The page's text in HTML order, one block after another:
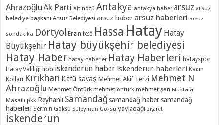
Ahrazoğlu Ak Parti altınözü Antakya antakya haber arsuz arsuz
belediye başkanı Arsuz Belediyesi arsuz haber arsuz haberleri arsuz
sondakika Dörtyol Erzin fetö Hassa Hatay Hatay
Büyükşehir Hatay büyükşehir belediyesi
Hatay Haber hatay haberler Hatay Haberleri hatayspor
Hatay Valiliği hbb iskenderun haber iskenderun haberleri Kadın
Kolları Kırıkhan lütfü savaş Mehmet Akif Terzi Mehmet N
Ahrazoğlu Mehmet Öntürk mehmet öntürk mehmet şan Mustafa
Masatlı pkk Reyhanlı Samandağ samandağ haber samandağ
haberleri Sermin Göksu Süleyman Göksu yayladağı ziyaret
İskenderun